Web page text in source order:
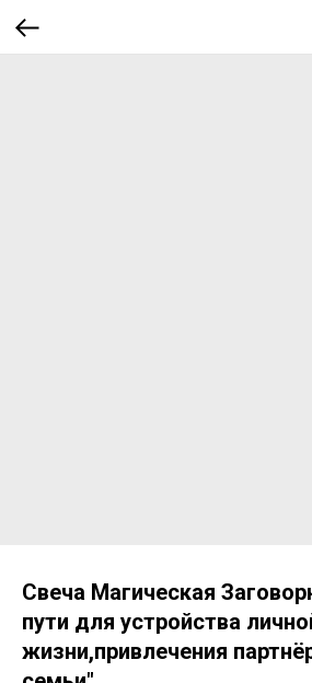
Свеча Магическая
пути для устройства
жизни,привлечения